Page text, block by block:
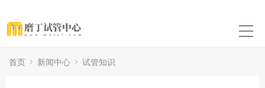
首页 新闻中心 试管知识